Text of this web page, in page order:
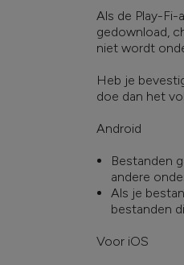
Als de Play-
gedownload,
niet wordt
Heb je
doe dan het
Android
Bestanden
andere
Als je
bestanden
Voor iOS